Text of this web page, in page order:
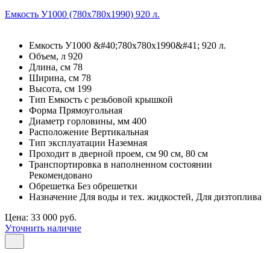
Емкость У1000 (780х780х1990) 920 л.
Емкость У1000 &#40;780х780х1990&#41; 920 л.
Объем, л 920
Длина, см 78
Ширина, см 78
Высота, см 199
Тип Емкость с резьбовой крышкой
Форма Прямоугольная
Диаметр горловины, мм 400
Расположение Вертикальная
Тип эксплуатации Наземная
Проходит в дверной проем, см 90 см, 80 см
Транспортировка в наполненном состоянии
Рекомендовано
Обрешетка Без обрешетки
Назначение Для воды и тех. жидкостей, Для дизтоплива
Цена: 33 000 руб.
Уточнить наличие